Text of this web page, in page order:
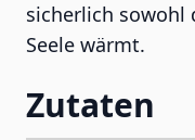
sicherlich sowohl
Seele wärmt.
Zutaten